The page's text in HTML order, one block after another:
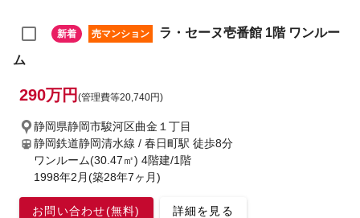
新着 売マンション
ラ・セーヌ壱番館 1階 ワンルー
ム
290万円 (管理費等20,740円)
静岡県静岡市駿河区曲金１丁目
静岡鉄道静岡清水線 / 春日町駅 徒歩8分
ワンルーム(30.47㎡) 4階建/1階
1998年2月(築28年7ヶ月)
お問い合わせ(無料) 詳細を見る